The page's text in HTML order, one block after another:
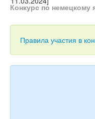
Тесты
Конкурс по немецкому
Правила участия в